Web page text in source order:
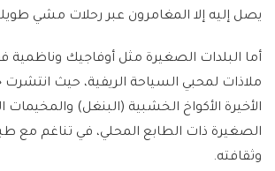
يصل إليه إلا المغامرون عبر رحلات مشي
أما البلدات الصغيرة مثل أوفاجيك وناظمية
ملاذات لمحبي السياحة الريفية، حيث انتشرت
الأخيرة الأكواخ الخشبية (البنغل) والمخيمات
الصغيرة ذات الطابع المحلي، في تناغم مع
وثقافته.